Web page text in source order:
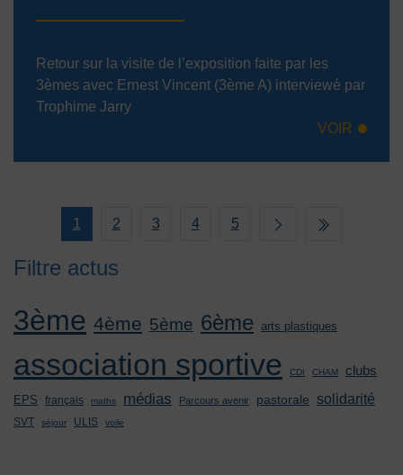
Retour sur la visite de l’exposition faite par les
3èmes avec Ernest Vincent (3ème A) interviewé par
Trophime Jarry
VOIR
1 2 3 4 5
Filtre actus
3ème 4ème 5ème 6ème arts plastiques
association sportive CDI CHAM clubs
EPS français maths médias Parcours avenir pastorale solidarité
SVT séjour ULIS voile